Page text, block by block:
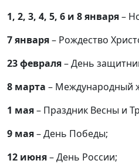
1, 2, 3, 4, 5, 6 и 8 января–
7 января– Рождество
23 февраля– День
8 марта – Международный
1 мая– Праздник Весны и
9 мая– День Победы;
12 июня– День России;